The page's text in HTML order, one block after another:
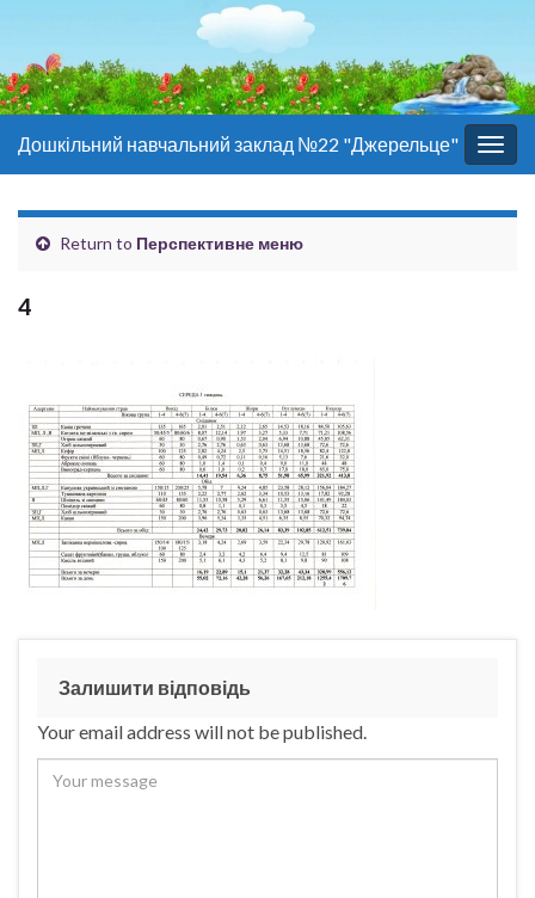
Дошкільний навчальний заклад №22 "Джерельце"
Return to Перспективне меню
4
Залишити відповідь
Your email address will not be published.